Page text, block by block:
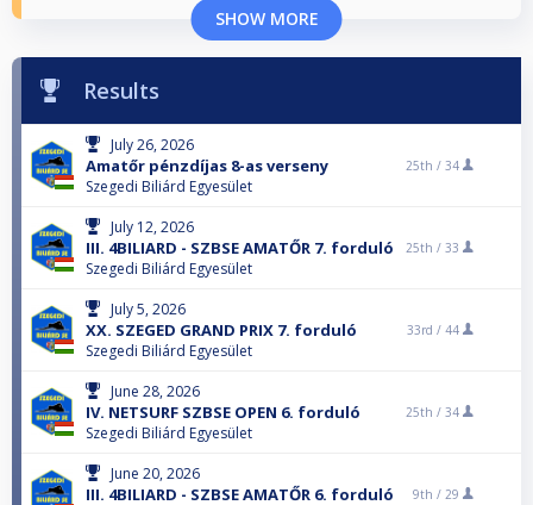
SHOW MORE
Results
July 26, 2026
Amatőr pénzdíjas 8-as verseny
Szegedi Biliárd Egyesület
25th / 34
July 12, 2026
III. 4BILIARD - SZBSE AMATŐR 7. forduló
Szegedi Biliárd Egyesület
25th / 33
July 5, 2026
XX. SZEGED GRAND PRIX 7. forduló
Szegedi Biliárd Egyesület
33rd / 44
June 28, 2026
IV. NETSURF SZBSE OPEN 6. forduló
Szegedi Biliárd Egyesület
25th / 34
June 20, 2026
III. 4BILIARD - SZBSE AMATŐR 6. forduló 9th / 29